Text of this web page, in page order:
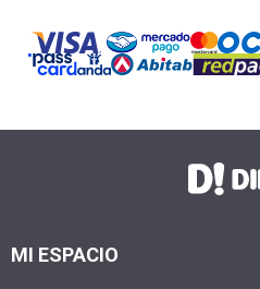
MI ESPACIO